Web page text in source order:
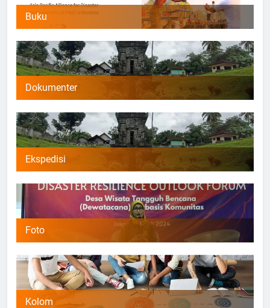
Buku
Dokumenter
Ekspedisi
Foto
Kolom